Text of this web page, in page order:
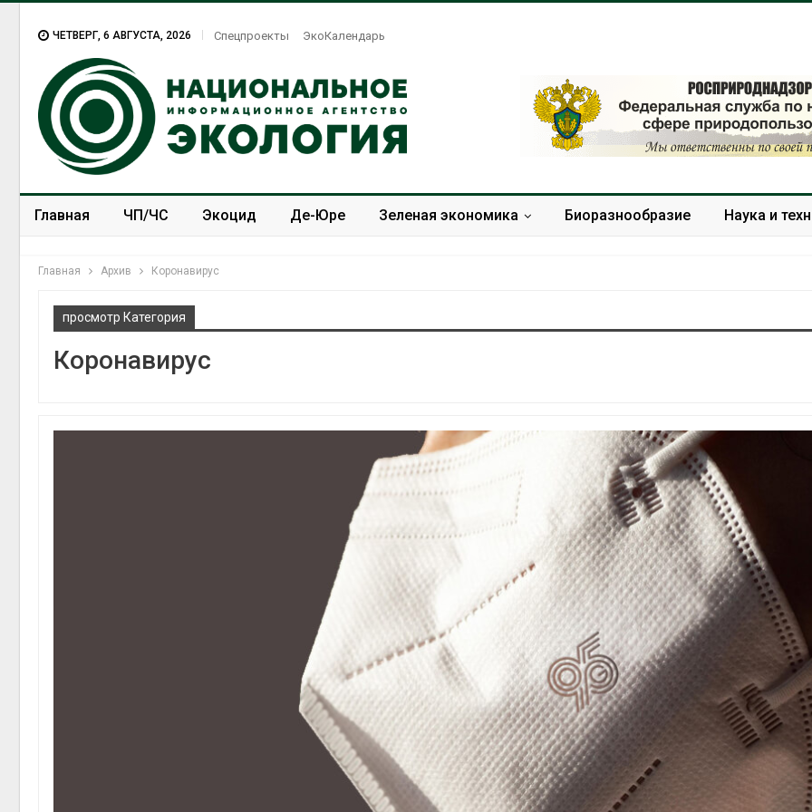
ЧЕТВЕРГ, 6 АВГУСТА, 2026 Спецпроекты ЭкоКалендарь
Главная ЧП/ЧС Экоцид Де-Юре Зеленая экономика Биоразнообразие Наука и
Главная Архив Коронавирус
просмотр Категория
КоронавирусИзменение климата
меняет ареалы бабочек
проверяют по статье о
МЕГА и ВкусВилл
установили
экообменники для сбора
вторсырья
Учёные предложили
получать питьевую воду
из воздуха с помощью
Приложение «Экопульс»
для контроля мусорных
площадок запустят в
сентябре
Авг 6, 2026
Европа теряет всё
больше лесной
биомассы из-за засух,
вредителей и рубок
соли почти в
Авг 6, 2026
В пяти
задержали
человек в
против
преступлений
Авг 6, 2026
Новый
нарушений
может
ближайшее время
Авг 6, 2026
В Ирбите
расчистку